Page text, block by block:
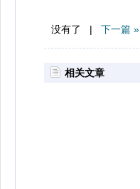
没有了 | 下一篇 »
相关文章